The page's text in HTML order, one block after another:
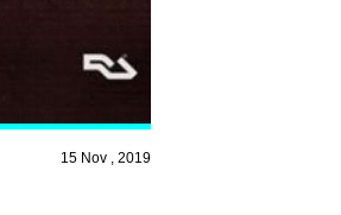
15 Nov , 2019